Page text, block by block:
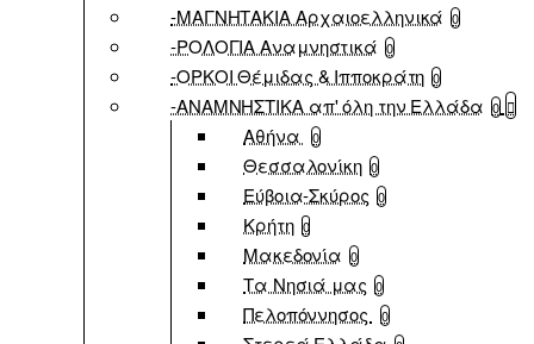
-ΜΑΓΝΗΤΑΚΙΑ Αρχαιοελληνικά 0
-ΡΟΛΟΓΙΑ Αναμνηστικά 0
-ΟΡΚΟΙ Θέμιδας & Ιπποκράτη 0
-ΑΝΑΜΝΗΣΤΙΚΑ απ' όλη την Ελλάδα 0
Αθήνα 0
Θεσσαλονίκη 0
Εύβοια-Σκύρος 0
Κρήτη 0
Μακεδονία 0
Τα Νησιά μας 0
Πελοπόννησος 0